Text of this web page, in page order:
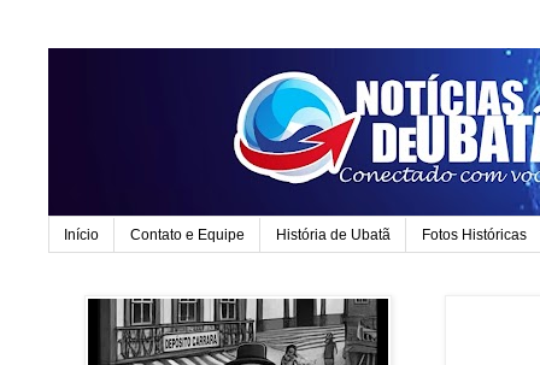
Início Contato e Equipe História de Ubatã Fotos Históricas